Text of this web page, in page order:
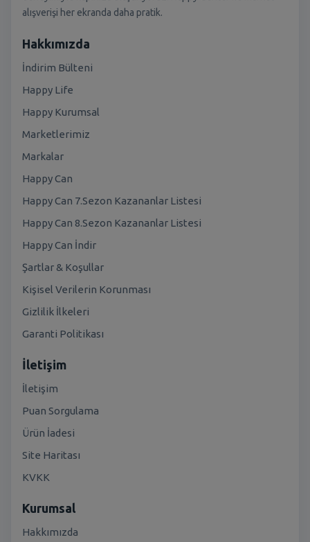
alışverişi her ekranda daha pratik.
Hakkımızda
İndirim Bülteni
Happy Life
Happy Kurumsal
Marketlerimiz
Markalar
Happy Can
Happy Can 7.Sezon Kazananlar Listesi
Happy Can 8.Sezon Kazananlar Listesi
Happy Can İndir
Şartlar & Koşullar
Kişisel Verilerin Korunması
Gizlilik İlkeleri
Garanti Politikası
İletişim
İletişim
Puan Sorgulama
Ürün İadesi
Site Haritası
KVKK
Kurumsal
Hakkımızda